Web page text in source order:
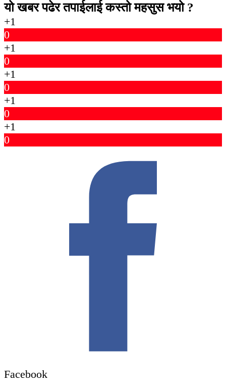
यो खबर पढेर तपाईलाई कस्तो महसुस भयो ?
+1
0
+1
0
+1
0
+1
0
+1
0
Facebook